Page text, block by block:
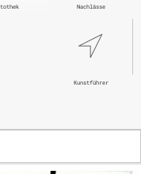
Nachlässe
Kunstführer